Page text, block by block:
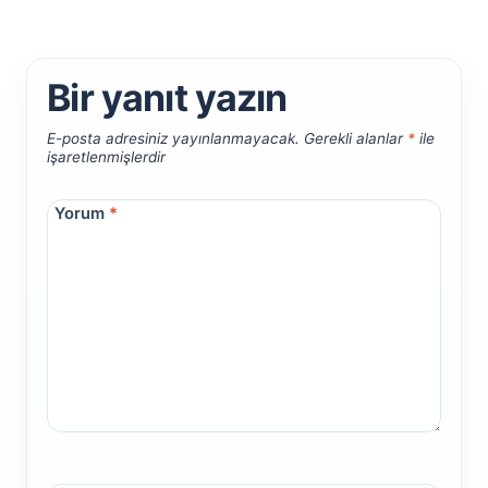
Bir yanıt yazın
E-posta adresiniz yayınlanmayacak. Gerekli alanlar * ile
işaretlenmişlerdir
Yorum *